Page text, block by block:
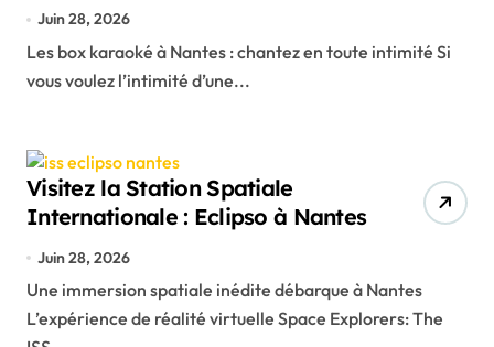
Juin 28, 2026
Les box karaoké à Nantes : chantez en toute intimité Si
vous voulez l’intimité d’une...
Visitez la Station Spatiale
Internationale : Eclipso à Nantes
Juin 28, 2026
Une immersion spatiale inédite débarque à Nantes
L’expérience de réalité virtuelle Space Explorers: The